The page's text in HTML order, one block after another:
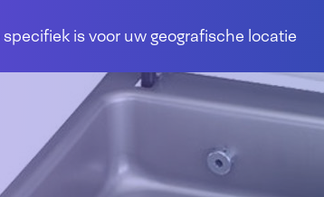
is voor uw geografische locatie